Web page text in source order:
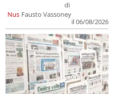
Nus
di
Fausto Vassoney
il 06/08/2026